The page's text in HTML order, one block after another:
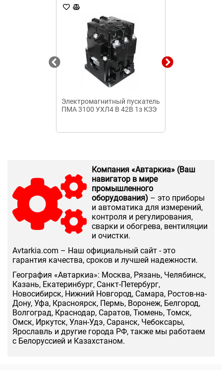
Электромагнитный пускатель
ПМА 3100 УХЛ4 В 42В 1з КЗЭ
Компания «Автаркиа» (Ваш
навигатор в мире
промышленного
оборудования) – это приборы
и автоматика для измерений,
контроля и регулирования,
сварки и обогрева, вентиляции
и очистки.
Аvtarkia.com – Наш официальный сайт - это
гарантия качества, сроков и лучшей надежности.
География «Автаркиа»: Москва, Рязань, Челябинск,
Казань, Екатеринбург, Санкт-Петербург,
Новосибирск, Нижний Новгород, Самара, Ростов-на-
Дону, Уфа, Красноярск, Пермь, Воронеж, Белгород,
Волгоград, Краснодар, Саратов, Тюмень, Томск,
Омск, Иркутск, Улан-Удэ, Саранск, Чебоксары,
Ярославль и другие города РФ, также мы работаем
с Белоруссией и Казахстаном.